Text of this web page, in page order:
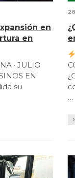
en
en
· JULIO
EN
su
…